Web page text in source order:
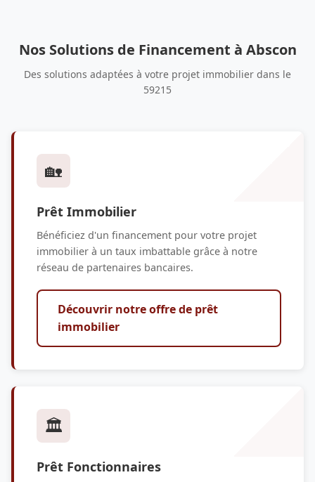
Nos Solutions de Financement à Abscon
Des solutions adaptées à votre projet immobilier dans le
59215
🏡
Prêt Immobilier
Bénéficiez d'un financement pour votre projet
immobilier à un taux imbattable grâce à notre
réseau de partenaires bancaires.
Découvrir notre offre de prêt
immobilier
🏛️
Prêt Fonctionnaires